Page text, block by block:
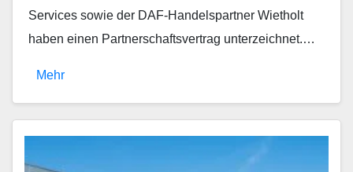
Services sowie der DAF-Handelspartner Wietholt
haben einen Partnerschaftsvertrag unterzeichnet.…
Mehr